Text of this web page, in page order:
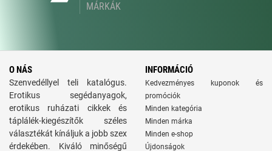
MÁRKÁK
O NÁS
Szenvedéllyel teli katalógus.
Erotikus segédanyagok,
erotikus ruházati cikkek és
táplálék-kiegészítők széles
választékát kínáljuk a jobb szex
érdekében. Kiváló minőségű
INFORMÁCIÓ
Kedvezményes kuponok és
promóciók
Minden kategória
Minden márka
Minden e-shop
Újdonságok